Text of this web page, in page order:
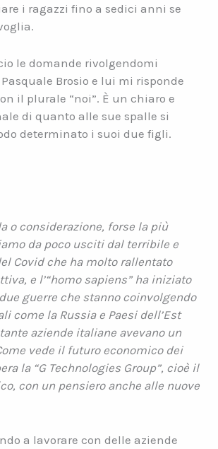
i ragazzi fino a sedici anni se
le domande rivolgendomi
Brosio e lui mi risponde
il plurale “noi”. È un chiaro e
di quanto alle sue spalle si
determinato i suoi due figli.
o considerazione, forse la più
da poco usciti dal terribile e
Covid che ha molto rallentato
e l’“homo sapiens” ha iniziato
guerre che stanno coinvolgendo
come la Russia e Paesi dell’Est
aziende italiane avevano un
vede il futuro economico dei
la “G Technologies Group”, cioè il
con un pensiero anche alle nuove
a lavorare con delle aziende